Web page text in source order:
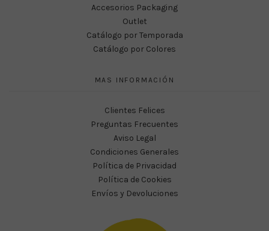
Accesorios Packaging
Outlet
Catálogo por Temporada
Catálogo por Colores
MAS INFORMACIÓN
Clientes Felices
Preguntas Frecuentes
Aviso Legal
Condiciones Generales
Política de Privacidad
Política de Cookies
Envíos y Devoluciones